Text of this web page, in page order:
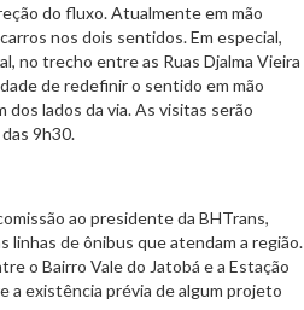
do fluxo. Atualmente em mão
nos dois sentidos. Em especial,
no trecho entre as Ruas Djalma Vieira
de redefinir o sentido em mão
lados da via. As visitas serão
9h30.
ao presidente da BHTrans,
linhas de ônibus que atendam a região.
o Bairro Vale do Jatobá e a Estação
a existência prévia de algum projeto